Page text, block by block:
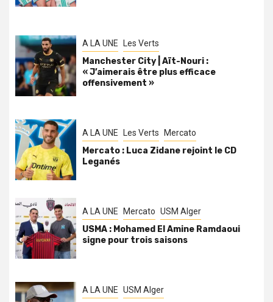
A LA UNE Les Verts
Manchester City | Aït-Nouri :
« J’aimerais être plus efficace
offensivement »
A LA UNE Les Verts Mercato
Mercato : Luca Zidane rejoint le CD
Leganés
A LA UNE Mercato USM Alger
USMA : Mohamed El Amine Ramdaoui
signe pour trois saisons
A LA UNE USM Alger